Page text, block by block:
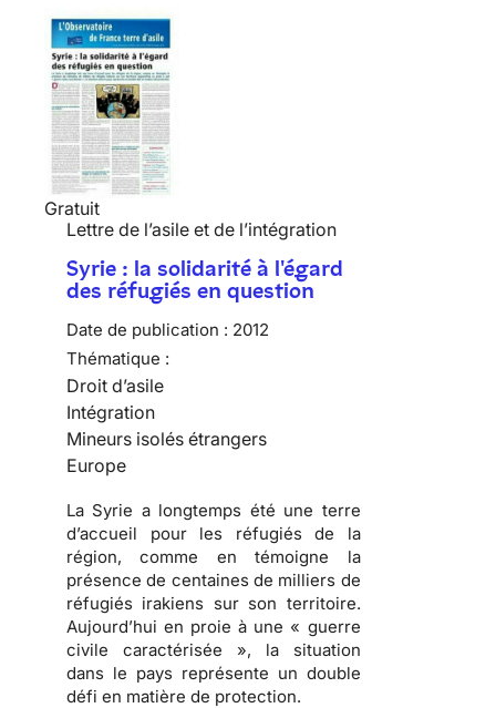
Gratuit
Lettre de l’asile et de l’intégration
Syrie : la solidarité à l'égard
des réfugiés en question
Date de publication : 2012
Thématique :
Droit d’asile
Intégration
Mineurs isolés étrangers
Europe
La Syrie a longtemps été une terre
d’accueil pour les réfugiés de la
région, comme en témoigne la
présence de centaines de milliers de
réfugiés irakiens sur son territoire.
Aujourd’hui en proie à une « guerre
civile caractérisée », la situation
dans le pays représente un double
défi en matière de protection.